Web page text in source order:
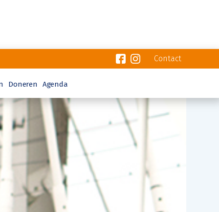
Contact
Doneren Agenda